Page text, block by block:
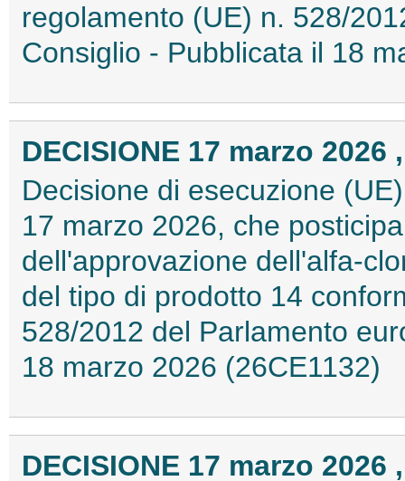
regolamento (UE) n. 528/
Consiglio - Pubblicata il 18
DECISIONE 17 marzo 2026
Decisione di esecuzione
17 marzo 2026, che
dell'approvazione dell'alfa-
del tipo di prodotto 14
528/2012 del Parlamento
18 marzo 2026 (26CE1132)
DECISIONE 17 marzo 2026